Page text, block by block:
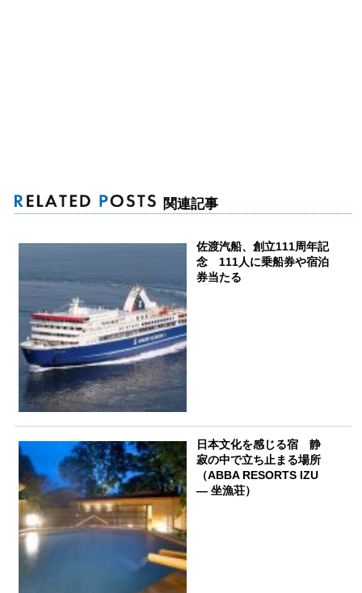
関連記事
佐渡汽船、創立111周年記
念 111人に乗船券や宿泊
券当たる
日本文化を感じる宿 静
寂の中で立ち止まる場所
（ABBA RESORTS IZU
― 坐漁荘）